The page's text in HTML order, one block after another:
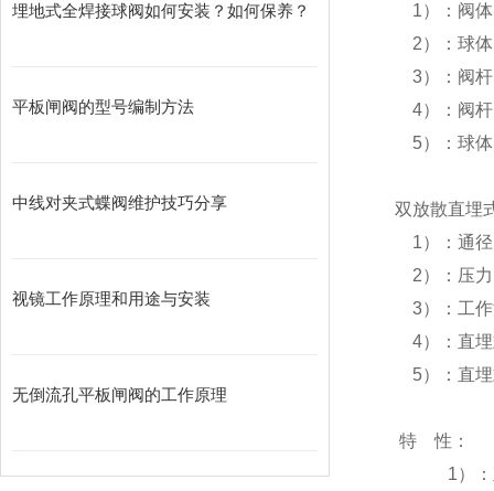
埋地式全焊接球阀如何安装？如何保养？
平板闸阀的型号编制方法
中线对夹式蝶阀维护技巧分享
视镜工作原理和用途与安装
无倒流孔平板闸阀的工作原理
1）：阀体
2）：球体
3）：阀杆
4）：阀杆
5）：球体
双放散直埋
1）：通径
2）：压力
3）：工
4）：直埋
5）：直
特 性：
1）：直